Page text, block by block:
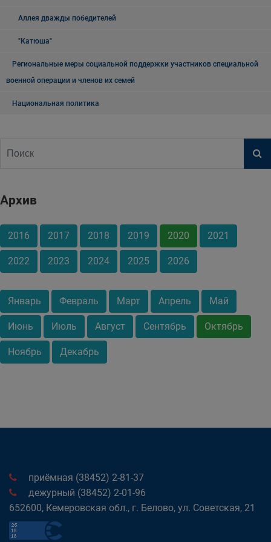
Аллея дважды победителей
"Катюша"
Региональные меры социальной поддержки участников специальной
военной операции и членов их семей
Национальная политика
Архив
2016 2017 2018 2019 2020 2021
2022 2023 2024 2025 2026
Январь Февраль Март Апрель Май
Июнь Июль Август Сентябрь Октябрь
Ноябрь Декабрь
приёмная (38452) 2-81-37
дежурный (38452) 2-01-96
652600, Кемеровская обл., г. Белово, ул. Советская, 21